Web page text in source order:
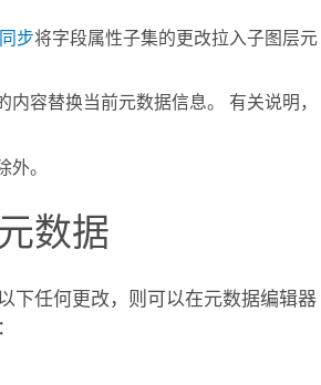
同步将字段属性子集的更改拉入子图层元
内容替换当前元数据信息。 有关说明，
。
数据
下任何更改，则可以在元数据编辑器